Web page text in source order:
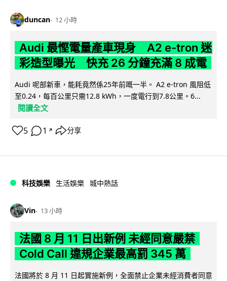
duncan 12 小時
Audi 最慳電量產車現身 A2 e-tron 迷
彩造型曝光 快充 26 分鐘充滿 8 成電
Audi 呢部新車，能耗竟然係25年前嘅一半。 A2 e-tron 風阻低
至0.24，每百公里只需12.8 kWh，一度電行到7.8公里。6...
閱讀全文
5 1 ↗ 分享
科技娛樂 生活娛樂 城中熱話
Vin 13 小時
法國 8 月 11 日出新例 未經同意嚴禁
Cold Call 違規企業最高罰 345 萬
法國將於 8 月 11 日起實施新例，全面禁止企業未經消費者同意